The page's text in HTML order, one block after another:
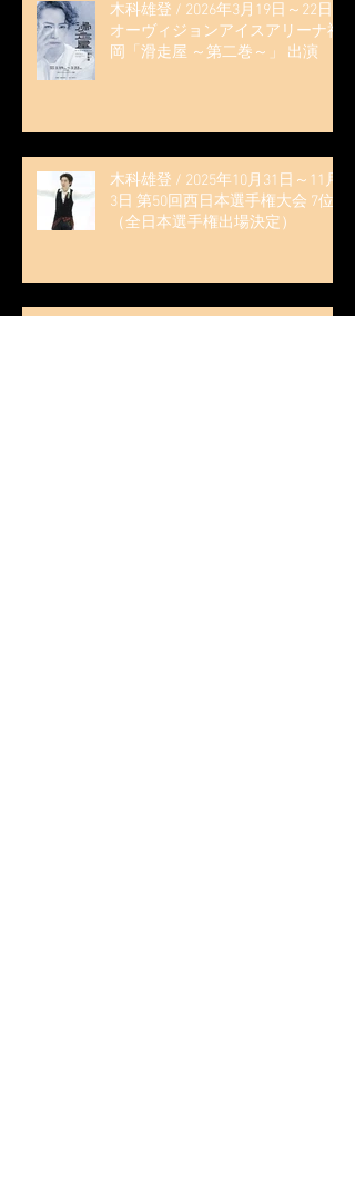
木科雄登 / 2026年3月19日～22日
オーヴィジョンアイスアリーナ福
岡「滑走屋 ～第二巻～」 出演
木科雄登 / 2025年10月31日～11月
3日 第50回西日本選手権大会 7位
（全日本選手権出場決定）